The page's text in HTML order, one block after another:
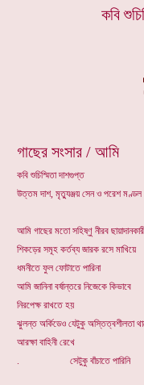
কবি
গাছের সংসার / আমি
কবি শুচিস্মিতা দাশগুপ্ত
উত্তম দাশ, মৃত্যুঞ্জয় সেন ও পরেশ মণ্ডল
আমি গাছের মতো সহিষ্ণু নীরব ছায়াদানকারী
শিকড়ের সমূহ কর্তব্য জারক রসে মাখিয়ে
ধমনীতে ফুল ফোটাতে পারিনা
আমি জানিনা বর্ষান্তরে নিজেকে কিভাবে
নিরপেক্ষ রাখতে হয়
ঝুলন্ত অর্কিডেও যেটুকু অস্তিত্বশীলতা
আরক্ষা বাহিনী রেখে
. সেটুকু বাঁচাতে পারিনি